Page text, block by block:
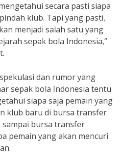
secara pasti siapa
klub. Tapi yang pasti,
menjadi salah satu yang
sepak bola Indonesia,”
dan rumor yang
sepak bola Indonesia tentu
siapa saja pemain yang
klub baru di bursa transfer
sampai bursa transfer
pemain yang akan mencuri